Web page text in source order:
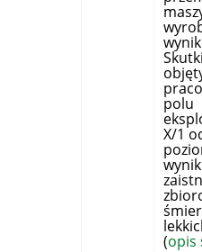
polu
X/1
(opis